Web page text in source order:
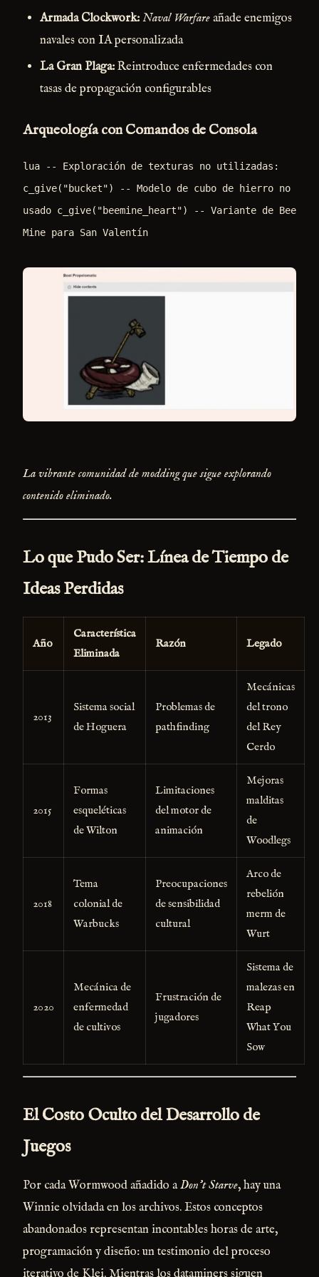
Armada Clockwork:Naval Warfareañade enemigos
navales con IA personalizada
La Gran Plaga:Reintroduce enfermedades con
tasas de propagación configurables
Arqueología con Comandos de Consola
lua -- Exploración de texturas no utilizadas:
c_give("bucket") -- Modelo de cubo de hierro no
usado c_give("beemine_heart") -- Variante de Bee
Mine para San Valentín
La vibrante comunidad de modding que sigue explorando
contenido eliminado.
Lo que Pudo Ser: Línea de Tiempo de
Ideas Perdidas
Año
Característica
Eliminada
Razón Legado
2013
Sistema social
de Hoguera
Problemas de
pathfinding
Mecánicas
del trono
del Rey
Cerdo
2015
Formas
esqueléticas
de Wilton
Limitaciones
del motor de
animación
Mejoras
malditas
de
Woodlegs
2018
Tema
colonial de
Warbucks
Preocupaciones
de sensibilidad
cultural
Arco de
rebelión
merm de
Wurt
2020
Mecánica de
enfermedad
de cultivos
Frustración de
jugadores
Sistema de
malezas en
Reap
What You
Sow
El Costo Oculto del Desarrollo de
Juegos
Por cada Wormwood añadido aDon’t Starve, hay una
Winnie olvidada en los archivos. Estos conceptos
abandonados representan incontables horas de arte,
programación y diseño: un testimonio del proceso